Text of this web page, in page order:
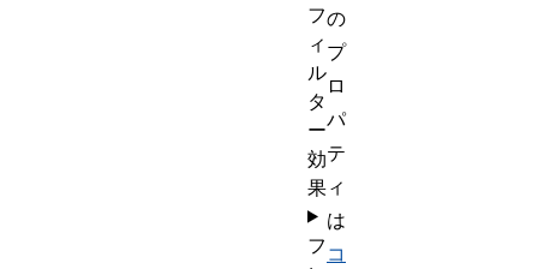
の
プ
ロ
パ
テ
ィ
は
コ
フ
ィ
ル
タ
ー
効
果
フ